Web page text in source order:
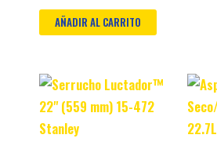
AÑADIR AL CARRITO
Original
price
was:
Current
price
is: